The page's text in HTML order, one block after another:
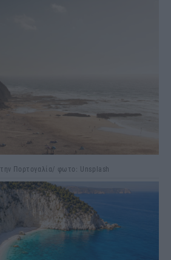
Πορτογαλία/ φωτο: Unsplash